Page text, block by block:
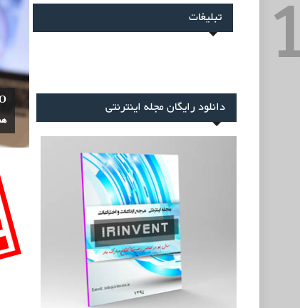
تبلیغات
دانلود رایگان مجله اینترنتی